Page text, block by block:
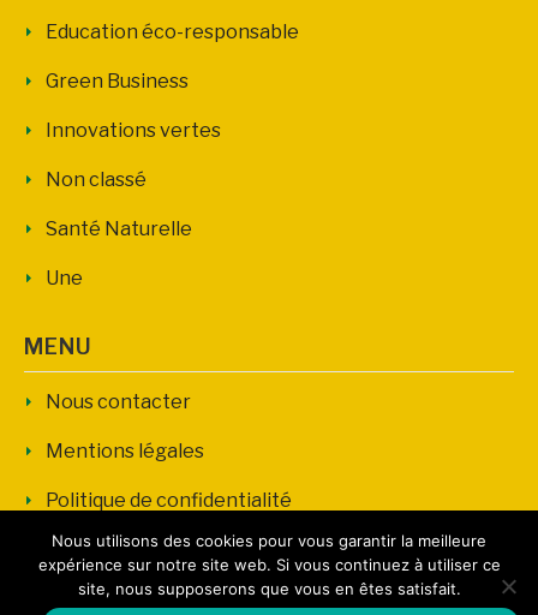
Education éco-responsable
Green Business
Innovations vertes
Non classé
Santé Naturelle
Une
MENU
Nous contacter
Mentions légales
Politique de confidentialité
Nous utilisons des cookies pour vous garantir la meilleure
expérience sur notre site web. Si vous continuez à utiliser ce
site, nous supposerons que vous en êtes satisfait.